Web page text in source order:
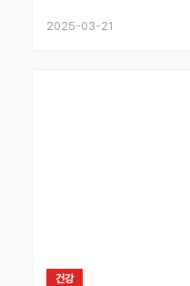
2025-03-21
건강